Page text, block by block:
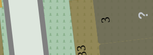
3